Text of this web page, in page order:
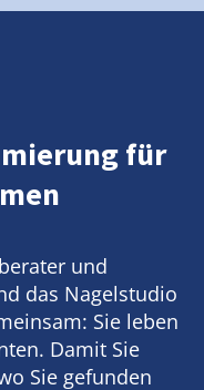
für
und
das Nagelstudio
Sie leben
Damit Sie
Sie gefunden